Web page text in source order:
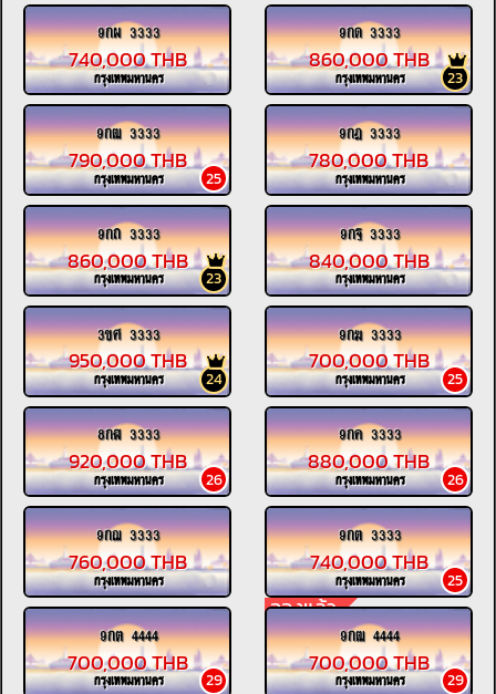
9กผ 3333
740,000 THB
กรุงเทพมหานคร
9กด 3333
23
860,000 THB
กรุงเทพมหานคร
9กฒ 3333
25
790,000 THB
กรุงเทพมหานคร
9กฎ 3333
780,000 THB
กรุงเทพมหานคร
9กถ 3333
23
860,000 THB
กรุงเทพมหานคร
9กฐ 3333
840,000 THB
กรุงเทพมหานคร
3ขศ 3333
24
950,000 THB
กรุงเทพมหานคร
9กฆ 3333
25
700,000 THB
กรุงเทพมหานคร
8กฬ 3333
26
920,000 THB
กรุงเทพมหานคร
9กค 3333
26
880,000 THB
กรุงเทพมหานคร
9กฌ 3333
760,000 THB
กรุงเทพมหานคร
9กต 3333
จองแล้ว
25
740,000 THB
กรุงเทพมหานคร
9กต 4444
29
700,000 THB
กรุงเทพมหานคร
9กฒ 4444
29
700,000 THB
กรุงเทพมหานคร